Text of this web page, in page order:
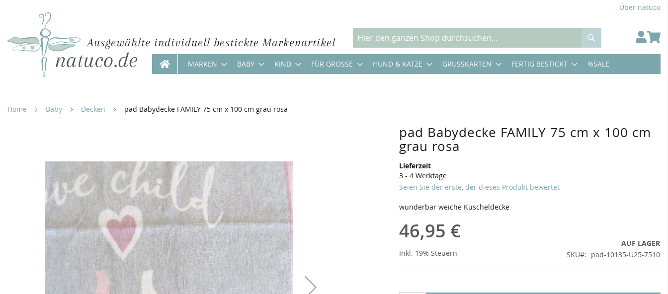
Über natuco
Ausgewählte individuell bestickte Markenartikel Suche
MARKEN BABY KIND FÜR GROSSE HUND & KATZE GRUSSKARTEN FERTIG BESTICKT %SALE
Inhalt
Home Baby Decken pad Babydecke FAMILY 75 cm x 100 cm grau rosa
pad Babydecke FAMILY 75 cm x 100 cm
grau rosa
Lieferzeit
3 - 4 Werktage
Seien Sie der erste, der dieses Produkt bewertet
wunderbar weiche Kuscheldecke
46,95 €
Inkl. 19% Steuern
AUF LAGER
SKU
pad-10135-U25-7510
Bildergalerie